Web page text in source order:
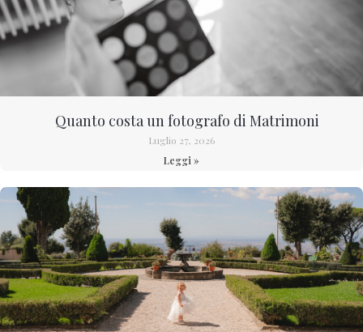
Quanto costa un fotografo di Matrimoni
Luglio 27, 2026
Leggi »